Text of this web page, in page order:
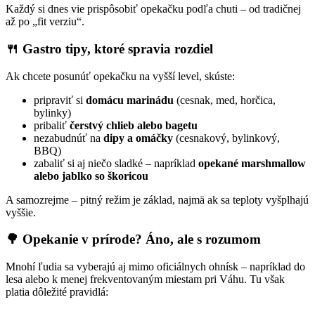
Každý si dnes vie prispôsobiť opekačku podľa chuti – od tradičnej
až po „fit verziu“.
🍴 Gastro tipy, ktoré spravia rozdiel
Ak chcete posunúť opekačku na vyšší level, skúste:
pripraviť si domácu marinádu (cesnak, med, horčica,
bylinky)
pribaliť čerstvý chlieb alebo bagetu
nezabudnúť na dipy a omáčky (cesnakový, bylinkový,
BBQ)
zabaliť si aj niečo sladké – napríklad opekané marshmallow
alebo jablko so škoricou
A samozrejme – pitný režim je základ, najmä ak sa teploty vyšplhajú
vyššie.
🌳 Opekanie v prírode? Áno, ale s rozumom
Mnohí ľudia sa vyberajú aj mimo oficiálnych ohnísk – napríklad do
lesa alebo k menej frekventovaným miestam pri Váhu. Tu však
platia dôležité pravidlá: